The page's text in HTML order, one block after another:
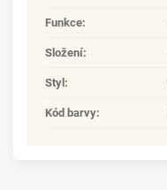
Funkce:
Složení:
Styl:
Kód barvy: